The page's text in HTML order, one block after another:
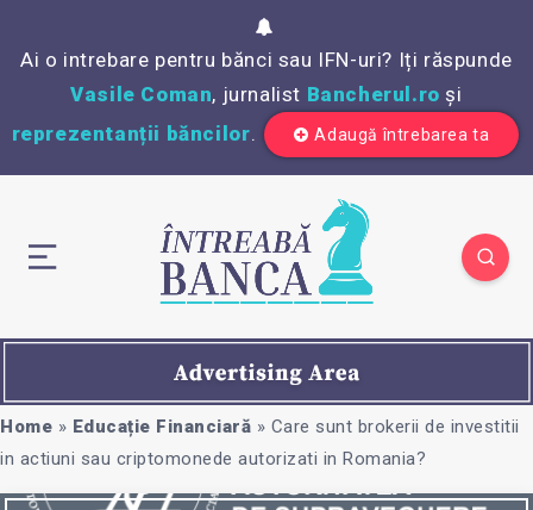
Ai o intrebare pentru bănci sau IFN-uri? Iți răspunde
Vasile Coman, jurnalist Bancherul.ro și
reprezentanții băncilor. Adaugă întrebarea ta
Home » Educație Financiară » Care sunt brokerii de investitii
in actiuni sau criptomonede autorizati in Romania?